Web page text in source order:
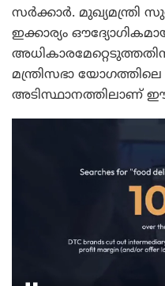
സർക്കാർ. മുഖ്യമന്ത്രി
ഇക്കാര്യം
മന്ത്രിസഭാ യോഗത്തിലെ
അടിസ്ഥാനത്തിലാണ് ഈ